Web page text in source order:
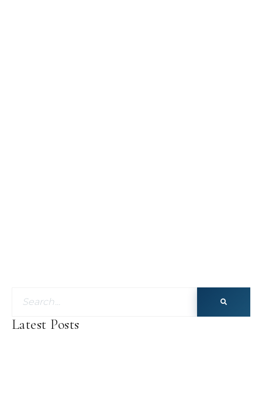
Latest Posts